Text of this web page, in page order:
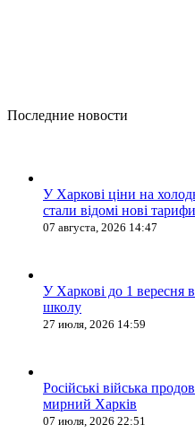
Последние новости
У Харкові ціни на
стали відомі нові тарифи
07 августа, 2026 14:47
У Харкові до 1 вересня
школу
27 июля, 2026 14:59
Російські війська
мирний Харків
07 июля, 2026 22:51